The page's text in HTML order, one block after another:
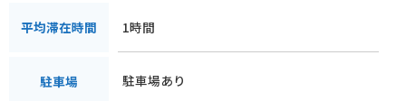
平均滞在時間 1時間
駐車場 駐車場あり